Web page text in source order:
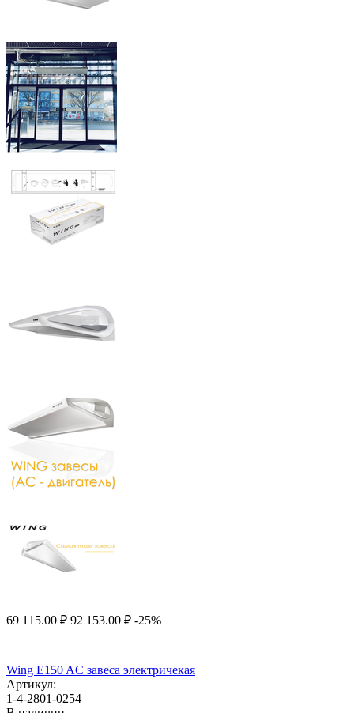
69 115.00 ₽ 92 153.00 ₽ -25%
Wing E150 AC завеса электричекая
Артикул:
1-4-2801-0254